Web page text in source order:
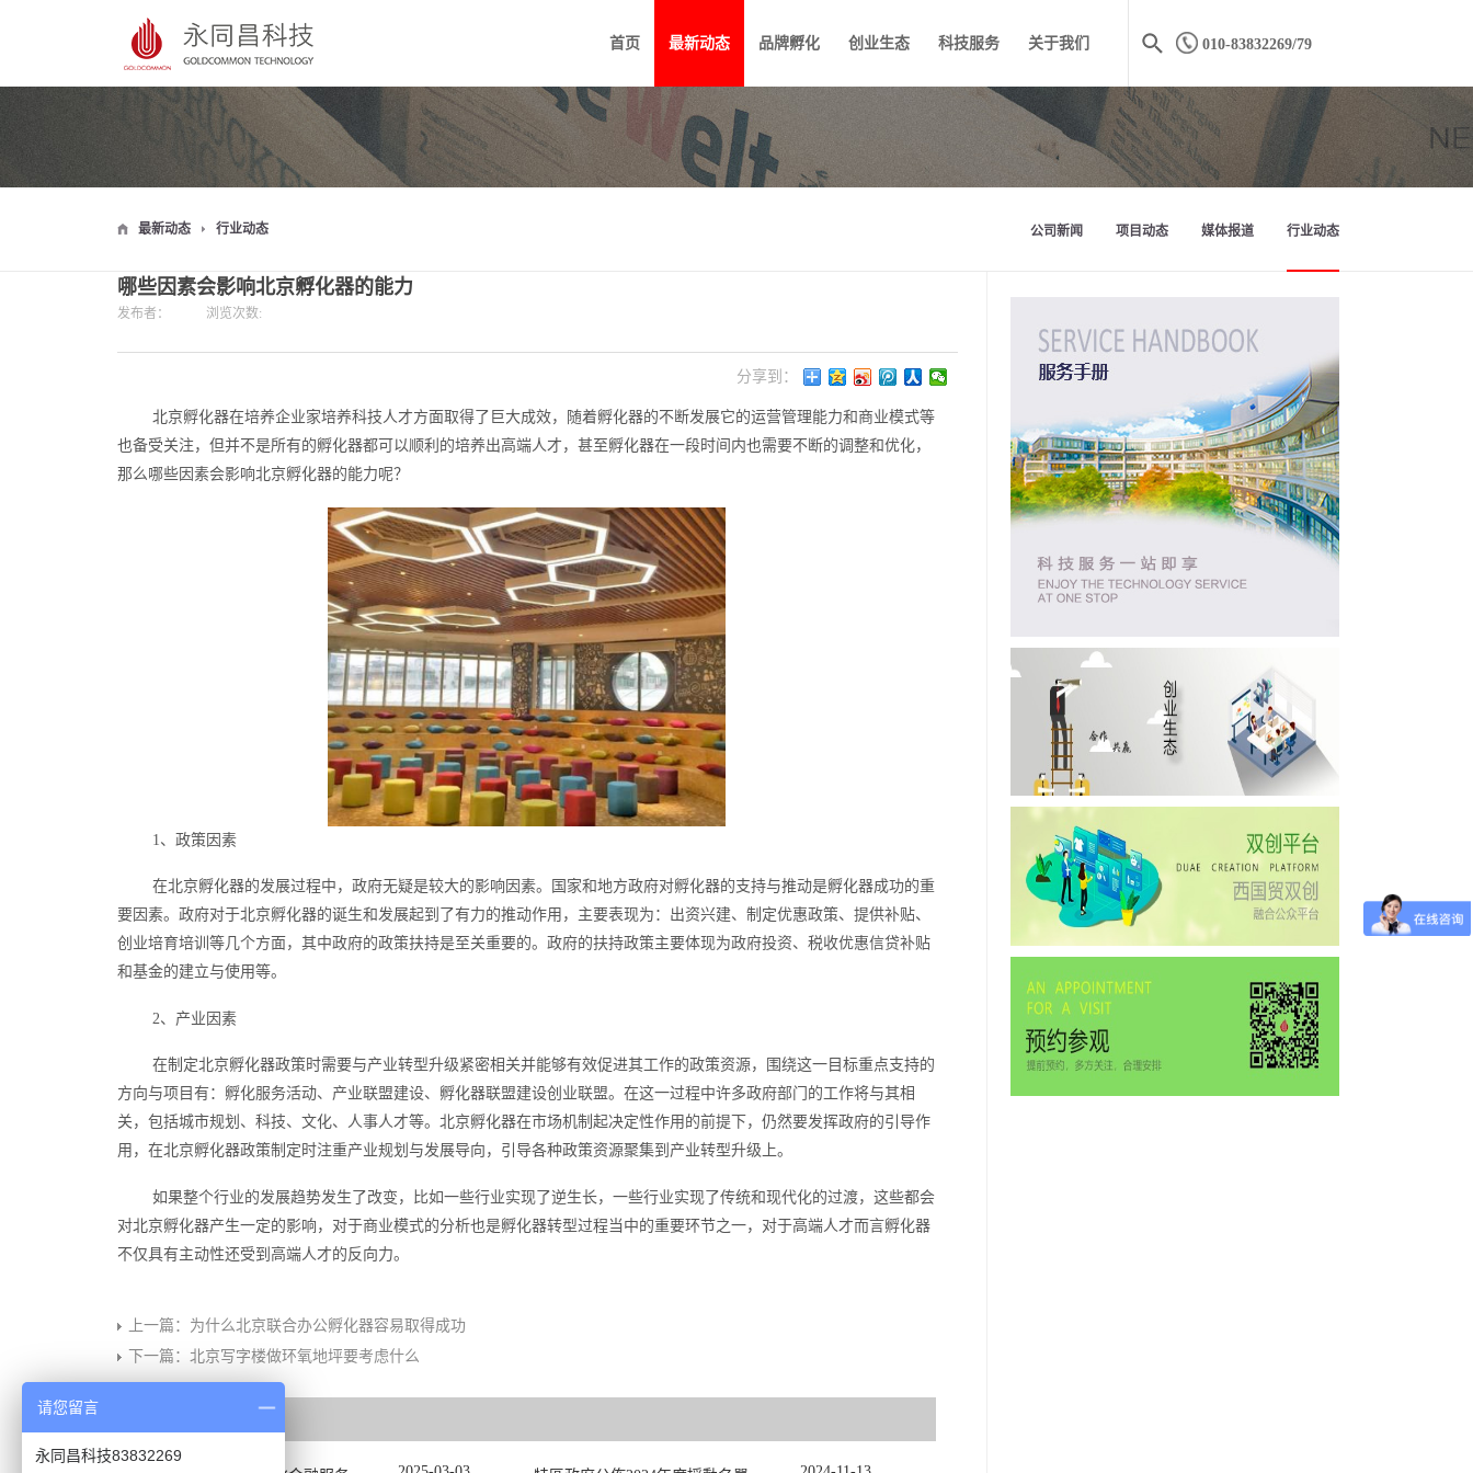
010-83832269/79
首页 最新动态 品牌孵化 创业生态 科技服务 关于我们
最新动态 行业动态 公司新闻 项目动态 媒体报道 行业动态
哪些因素会影响北京孵化器的能力
发布者： 浏览次数:
分享到：
北京孵化器在培养企业家培养科技人才方面取得了巨大成效，随着孵化器的不断发展它的运营管理能力和商业模式等
也备受关注，但并不是所有的孵化器都可以顺利的培养出高端人才，甚至孵化器在一段时间内也需要不断的调整和优化，
那么哪些因素会影响北京孵化器的能力呢？
1、政策因素
在北京孵化器的发展过程中，政府无疑是较大的影响因素。国家和地方政府对孵化器的支持与推动是孵化器成功的重
要因素。政府对于北京孵化器的诞生和发展起到了有力的推动作用，主要表现为：出资兴建、制定优惠政策、提供补贴、
创业培育培训等几个方面，其中政府的政策扶持是至关重要的。政府的扶持政策主要体现为政府投资、税收优惠信贷补贴
和基金的建立与使用等。
2、产业因素
在制定北京孵化器政策时需要与产业转型升级紧密相关并能够有效促进其工作的政策资源，围绕这一目标重点支持的
方向与项目有：孵化服务活动、产业联盟建设、孵化器联盟建设创业联盟。在这一过程中许多政府部门的工作将与其相
关，包括城市规划、科技、文化、人事人才等。北京孵化器在市场机制起决定性作用的前提下，仍然要发挥政府的引导作
用，在北京孵化器政策制定时注重产业规划与发展导向，引导各种政策资源聚集到产业转型升级上。
如果整个行业的发展趋势发生了改变，比如一些行业实现了逆生长，一些行业实现了传统和现代化的过渡，这些都会
对北京孵化器产生一定的影响，对于商业模式的分析也是孵化器转型过程当中的重要环节之一，对于高端人才而言孵化器
不仅具有主动性还受到高端人才的反向力。
上一篇： 为什么北京联合办公孵化器容易取得成功
下一篇： 北京写字楼做环氧地坪要考虑什么
请您留言
永同昌科技83832269